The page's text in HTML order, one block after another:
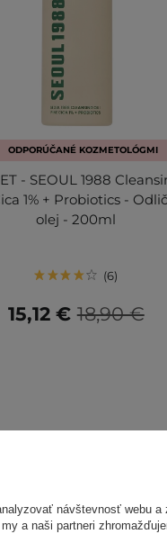
ODPORÚČANÉ KOZMETOLÓGMI
- SEOUL 1988
1% + Probiotics -
olej - 200ml
6
18,90 €
15,12 €
návštevnosť webu a
a naši partneri